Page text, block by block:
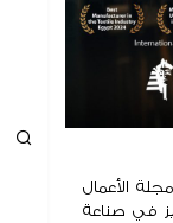
الأعمال
بالتميز في صناعة